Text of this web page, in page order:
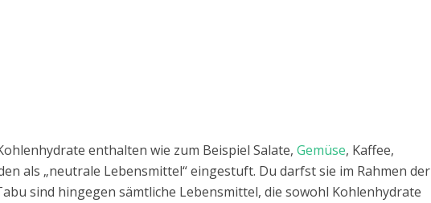
enthalten wie zum Beispiel Salate, Gemüse, Kaffee,
als „neutrale Lebensmittel“ eingestuft. Du darfst sie im Rahmen der
sind hingegen sämtliche Lebensmittel, die sowohl Kohlenhydrate